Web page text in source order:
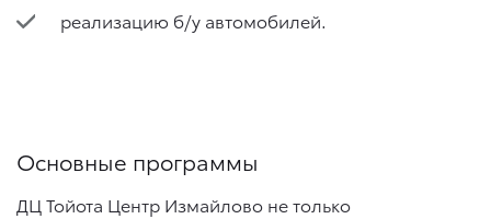
реализацию б/у автомобилей.
Основные программы
ДЦ Тойота Центр Измайлово не только